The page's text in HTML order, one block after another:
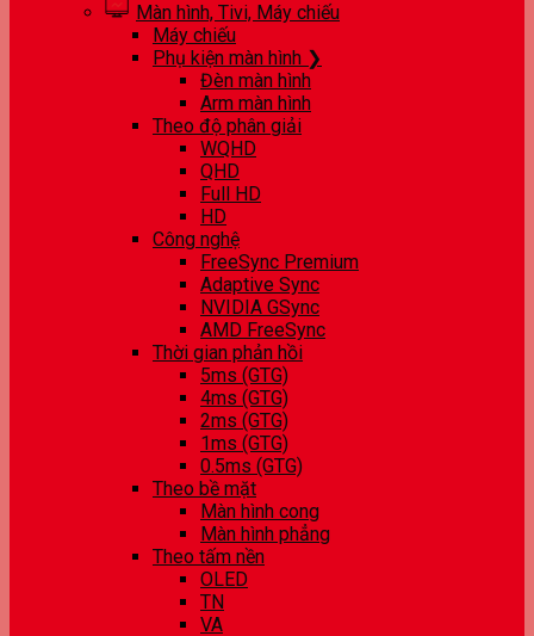
Màn hình, Tivi, Máy chiếu
Máy chiếu
Phụ kiện màn hình ❯
Đèn màn hình
Arm màn hình
Theo độ phân giải
WQHD
QHD
Full HD
HD
Công nghệ
FreeSync Premium
Adaptive Sync
NVIDIA GSync
AMD FreeSync
Thời gian phản hồi
5ms (GTG)
4ms (GTG)
2ms (GTG)
1ms (GTG)
0.5ms (GTG)
Theo bề mặt
Màn hình cong
Màn hình phẳng
Theo tấm nền
OLED
TN
VA